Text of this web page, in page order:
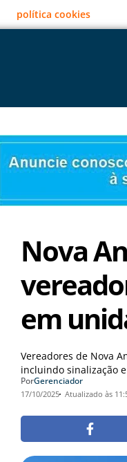
política cookies
Nova
em
Vereadores de Nova
incluindo sinalização
PorGerenciador
17/10/2025 Atualizado às